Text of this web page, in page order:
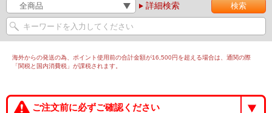
詳細検索
海外からの発送の為、ポイント使用前の合計金額が16,500円を超える場合は、通関の際
「関税と国内消費税」が課税されます。
ご注文前に必ずご確認ください